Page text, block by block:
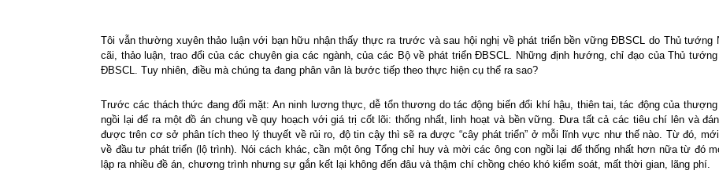
Tôi vẫn thường xuyên thảo luận với bạn hữu nhận thấy thực ra trước và sau hội nghị về phát triển bền vững ĐBSCL do Thủ tướng
cãi, thảo luận, trao đổi của các chuyên gia các ngành, của các Bộ về phát triển ĐBSCL. Những định hướng, chỉ đạo của Thủ
ĐBSCL. Tuy nhiên, điều mà chúng ta đang phân vân là bước tiếp theo thực hiện cụ thể ra sao?
Trước các thách thức đang đối mặt: An ninh lương thực, dễ tổn thương do tác động biến đổi khí hậu, thiên tai, tác động của
ngồi lại để ra một đồ án chung về quy hoạch với giá trị cốt lõi: thống nhất, linh hoạt và bền vững. Đưa tất cả các tiêu chí lên và
được trên cơ sở phân tích theo lý thuyết về rủi ro, độ tin cậy thì sẽ ra được “cây phát triển” ở mỗi lĩnh vực như thế nào. Từ đó,
về đầu tư phát triển (lộ trình). Nói cách khác, cần một ông Tổng chỉ huy và mời các ông con ngồi lại để thống nhất hơn nữa từ đó
lập ra nhiều đề án, chương trình nhưng sự gắn kết lại không đến đâu và thậm chí chồng chéo khó kiểm soát, mất thời gian, lãng phí.